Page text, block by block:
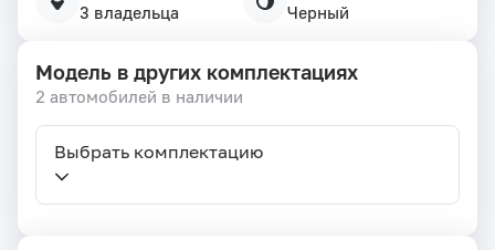
3 владельца Черный
Модель в других комплектациях
2 автомобилей в наличии
Выбрать комплектацию